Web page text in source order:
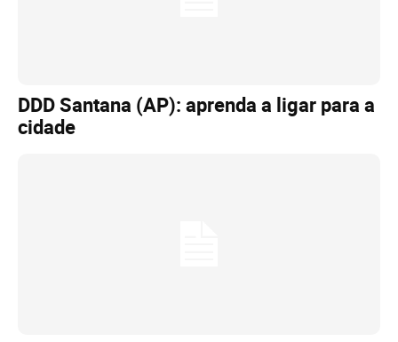
DDD Santana (AP): aprenda a ligar para a
cidade